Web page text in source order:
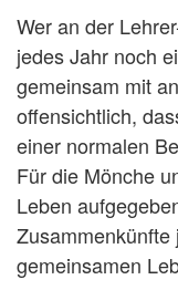
Wer an der
jedes Jahr noch
gemeinsam mit
offensichtlich,
einer normalen
Für die Mönche
Leben
gemeinsamen